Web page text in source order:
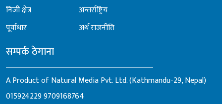
निजी क्षेत्र
पूर्वाधार
अन्तर्राष्ट्रिय
अर्थ राजनीति
सम्पर्क ठेगाना
A Product of Natural Media Pvt. Ltd. (Kathmandu-29, Nepal)
0159242299709168764